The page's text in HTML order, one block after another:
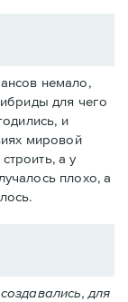
немало,
для чего
и
мировой
а у
плохо, а
для